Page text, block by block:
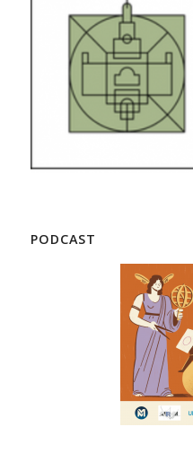
PODCAST